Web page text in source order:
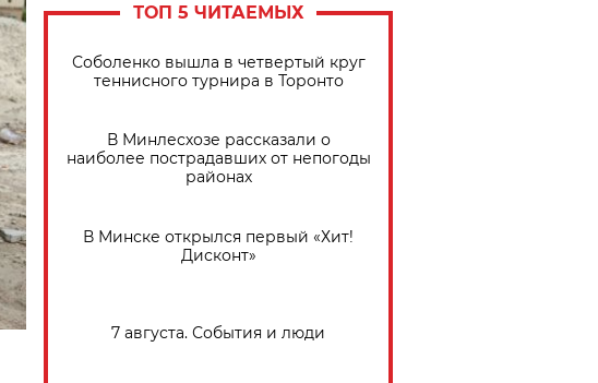
ТОП 5 ЧИТАЕМЫХ
Соболенко вышла в четвертый круг
теннисного турнира в Торонто
В Минлесхозе рассказали о
наиболее пострадавших от непогоды
районах
В Минске открылся первый «Хит!
Дисконт»
7 августа. События и люди